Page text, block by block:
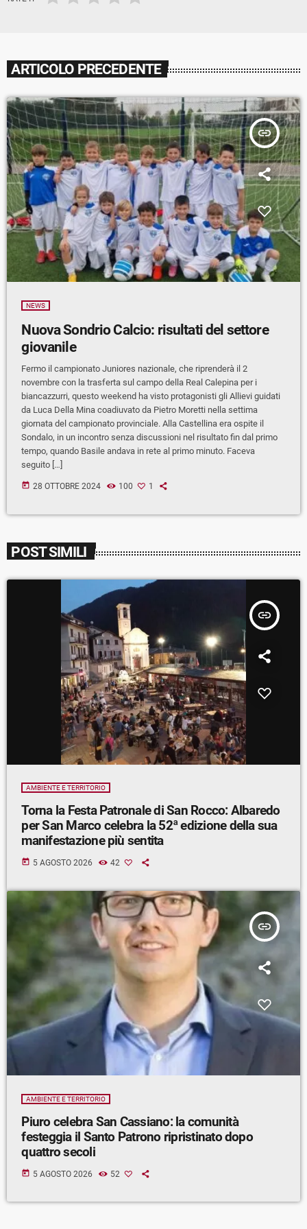
ARTICOLO PRECEDENTE
insert_link
NEWS
Nuova Sondrio Calcio: risultati del settore
giovanile
Fermo il campionato Juniores nazionale, che riprenderà il 2
novembre con la trasferta sul campo della Real Calepina per i
biancazzurri, questo weekend ha visto protagonisti gli Allievi guidati
da Luca Della Mina coadiuvato da Pietro Moretti nella settima
giornata del campionato provinciale. Alla Castellina era ospite il
Sondalo, in un incontro senza discussioni nel risultato fin dal primo
tempo, quando Basile andava in rete al primo minuto. Faceva
seguito […]
today 28 OTTOBRE 2024 100 1
POST SIMILI
insert_link
AMBIENTE E TERRITORIO
Torna la Festa Patronale di San Rocco: Albaredo
per San Marco celebra la 52ª edizione della sua
manifestazione più sentita
today 5 AGOSTO 2026 42
insert_link
AMBIENTE E TERRITORIO
Piuro celebra San Cassiano: la comunità
festeggia il Santo Patrono ripristinato dopo
quattro secoli
today 5 AGOSTO 2026 52